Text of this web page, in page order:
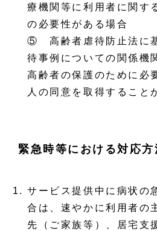
療機関等に利用者に関す
の必要性がある場合
⑤ 高齢者虐待防止法に
待事例についての関係機
高齢者の保護のために必
人の同意を取得すること
緊急時等における対応方
サービス提供中に病状の
合は、速やかに利用者の
先（ご家族等）、居宅支